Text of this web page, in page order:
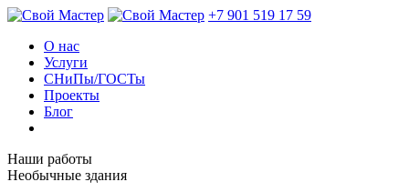
+7 901 519 17 59
О нас
Услуги
СНиПы/ГОСТы
Проекты
Блог
Наши работы
Необычные здания